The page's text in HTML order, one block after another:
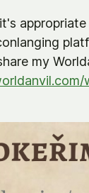
my